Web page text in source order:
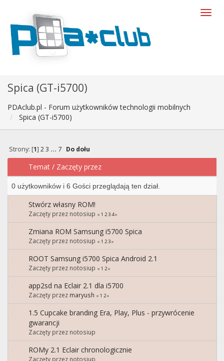
Spica (GT-i5700)
PDAclub.pl - Forum użytkowników technologii mobilnych
Spica (GT-i5700)
Strony: [1] 2 3 ... 7 Do dołu
Temat / Zaczęty przez
0 użytkowników i 6 Gości przeglądają ten dział.
Stwórz własny ROM!
Zaczęty przez notosiup « 1 234»
Zmiana ROM Samsung i5700 Spica
Zaczęty przez notosiup « 1 23»
ROOT Samsung i5700 Spica Android 2.1
Zaczęty przez notosiup « 1 2»
app2sd na Eclair 2.1 dla i5700
Zaczęty przez maryush « 1 2»
1.5 Cupcake branding Era, Play, Plus - przywrócenie
gwarancji
Zaczęty przez notosiup
ROMy 2.1 Eclair chronologicznie
Zaczęty przez notosiup